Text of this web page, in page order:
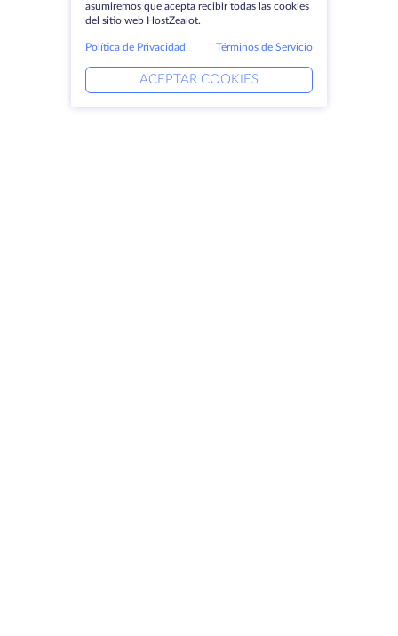
asumiremos que acepta recibir todas las cookies
del sitio web HostZealot.
Política de Privacidad Términos de Servicio
ACEPTAR COOKIES